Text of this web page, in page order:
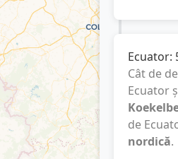
Ecuator:
Cât de
Ecuator
de
nordică.